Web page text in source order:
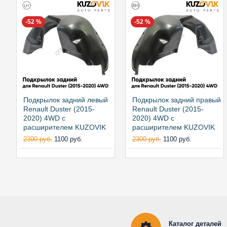
-52 %
Подкрылок задний левый
Renault Duster (2015-
2020) 4WD с
расширителем KUZOVIK
2300 руб. 1100 руб.
-52 %
Подкрылок задний правый
Renault Duster (2015-
2020) 4WD с
расширителем KUZOVIK
2300 руб. 1100 руб.
Каталог деталей